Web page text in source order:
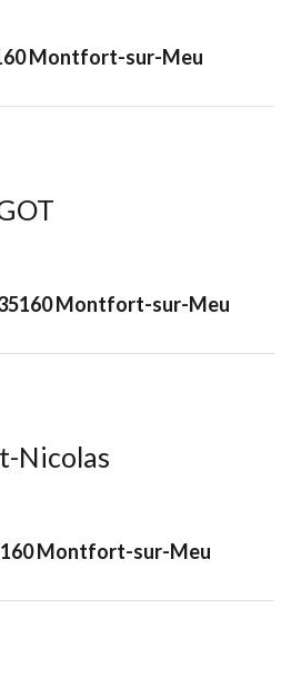
Montfort-sur-Meu
35160 Montfort-sur-Meu
Nicolas
Montfort-sur-Meu